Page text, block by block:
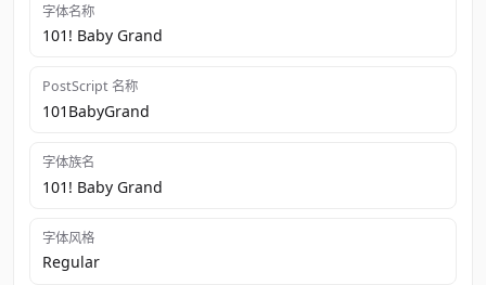
字体名称
101! Baby Grand
PostScript 名称
101BabyGrand
字体族名
101! Baby Grand
字体风格
Regular